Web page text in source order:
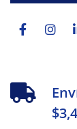
f